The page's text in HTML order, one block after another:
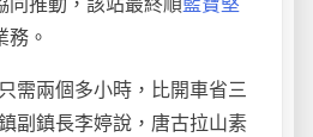
務。
需兩個多小時，比開車省三
副鎮長李婷說，唐古拉山素